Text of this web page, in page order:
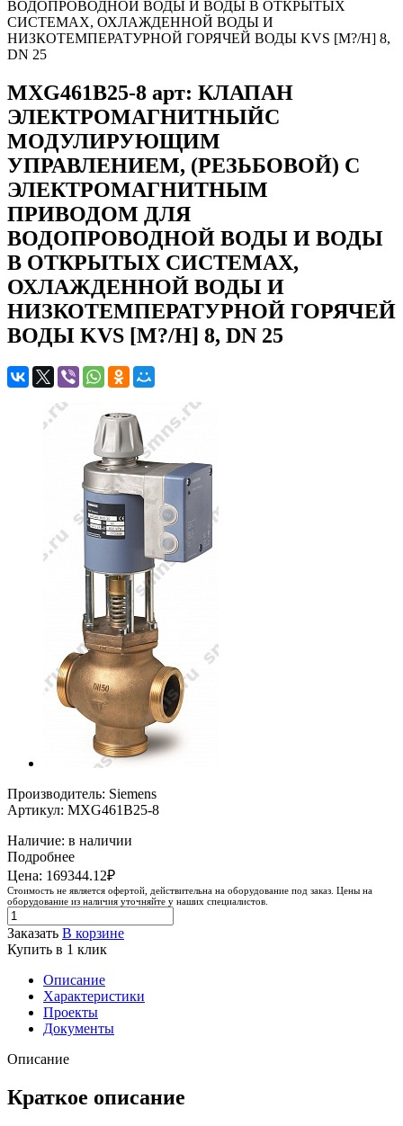
ВОДОПРОВОДНОЙ ВОДЫ И ВОДЫ В ОТКРЫТЫХ
СИСТЕМАХ, ОХЛАЖДЕННОЙ ВОДЫ И
НИЗКОТЕМПЕРАТУРНОЙ ГОРЯЧЕЙ ВОДЫ KVS [M?/H] 8,
DN 25
MXG461B25-8 арт: КЛАПАН
ЭЛЕКТРОМАГНИТНЫЙС
МОДУЛИРУЮЩИМ
УПРАВЛЕНИЕМ, (РЕЗЬБОВОЙ) С
ЭЛЕКТРОМАГНИТНЫМ
ПРИВОДОМ ДЛЯ
ВОДОПРОВОДНОЙ ВОДЫ И ВОДЫ
В ОТКРЫТЫХ СИСТЕМАХ,
ОХЛАЖДЕННОЙ ВОДЫ И
НИЗКОТЕМПЕРАТУРНОЙ ГОРЯЧЕЙ
ВОДЫ KVS [M?/H] 8, DN 25
Производитель: Siemens
Артикул: MXG461B25-8
Наличие: в наличии
Подробнее
Цена: 169344.12₽
Стоимость не является офертой, действительна на оборудование под заказ. Цены на
оборудование из наличия уточняйте у наших специалистов.
Заказать В корзине
Купить в 1 клик
Описание
Характеристики
Проекты
Документы
Описание
Краткое описание